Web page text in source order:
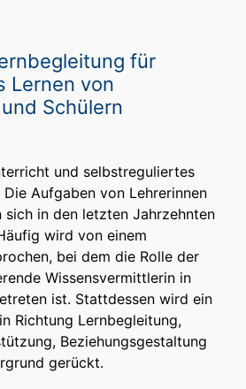
für
Lernen von
Schülern
und selbstreguliertes
Aufgaben von Lehrerinnen
sich in den letzten Jahrzehnten
wird von einem
bei dem die Rolle der
Wissensvermittlerin in
ist. Stattdessen wird ein
Richtung Lernbegleitung,
Beziehungsgestaltung
gerückt.